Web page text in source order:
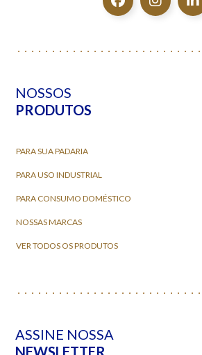
NOSSOS
PRODUTOS
PARA SUA PADARIA
PARA USO INDUSTRIAL
PARA CONSUMO DOMÉSTICO
NOSSAS MARCAS
VER TODOS OS PRODUTOS
ASSINE NOSSA